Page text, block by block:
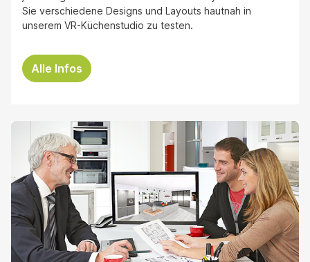
Sie verschiedene Designs und Layouts hautnah in
unserem VR-Küchenstudio zu testen.
Alle Infos